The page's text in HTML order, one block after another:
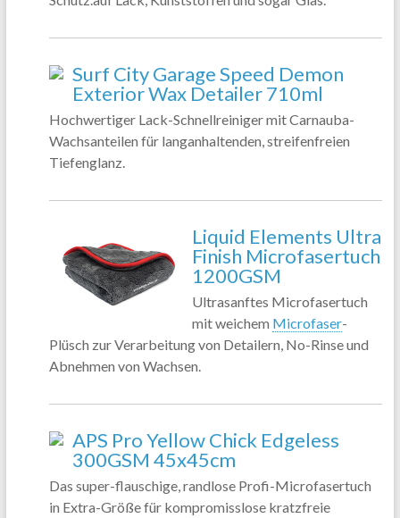
Surf City Garage Speed Demon
Exterior Wax Detailer 710ml
Hochwertiger Lack-Schnellreiniger mit Carnauba-
Wachsanteilen für langanhaltenden, streifenfreien
Tiefenglanz.
Liquid Elements Ultra
Finish Microfasertuch
1200GSM
Ultrasanftes Microfasertuch
mit weichem Microfaser-
Plüsch zur Verarbeitung von Detailern, No-Rinse und
Abnehmen von Wachsen.
APS Pro Yellow Chick Edgeless
300GSM 45x45cm
Das super-flauschige, randlose Profi-Microfasertuch
in Extra-Größe für kompromisslose kratzfreie